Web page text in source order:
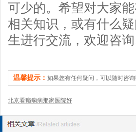
可少的。希望对大家
相关知识，或有什么
生进行交流，欢迎咨
温馨提示： 如果您有任何疑问，可以随时咨
北京看癫痫病那家医院好